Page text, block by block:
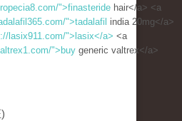
">finasteride hair</a> <a
">tadalafil india 20mg</a>
lasix911.com/">lasix</a> <a
">buy generic valtrex</a>